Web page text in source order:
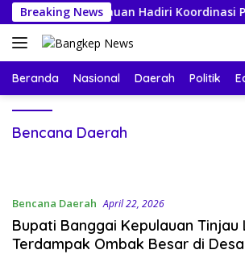
Langsung
ke
konten
Breaking News
Kepulauan Hadiri Koordinasi
Beranda Nasional Daerah Politik
Bencana Daerah
Bencana Daerah April 22, 2026
Bupati Banggai Kepulauan Tinjau
Terdampak Ombak Besar di